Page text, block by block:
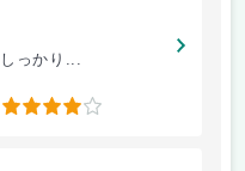
っかり...
4